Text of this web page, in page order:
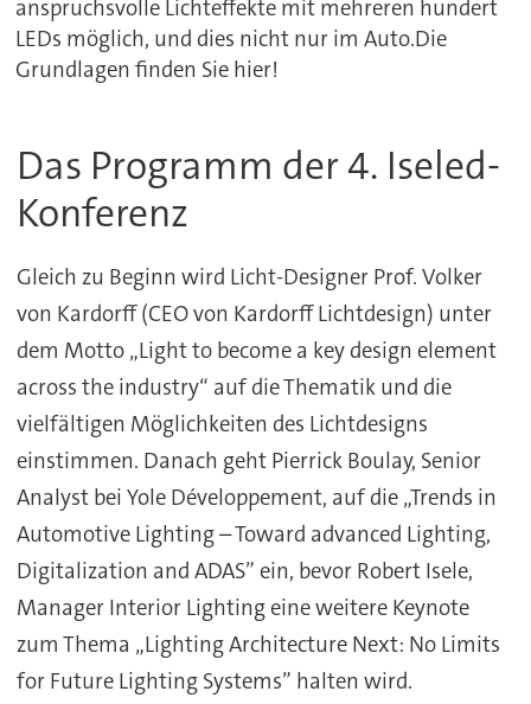
anspruchsvolle Lichteffekte mit mehreren hundert
LEDs möglich, und dies nicht nur im Auto.Die
Grundlagen finden Sie hier!
Das Programm der 4. Iseled-
Konferenz
Gleich zu Beginn wird Licht-Designer Prof. Volker
von Kardorff (CEO von Kardorff Lichtdesign) unter
dem Motto „Light to become a key design element
across the industry“ auf die Thematik und die
vielfältigen Möglichkeiten des Lichtdesigns
einstimmen. Danach geht Pierrick Boulay, Senior
Analyst bei Yole Développement, auf die „Trends in
Automotive Lighting – Toward advanced Lighting,
Digitalization and ADAS” ein, bevor Robert Isele,
Manager Interior Lighting eine weitere Keynote
zum Thema „Lighting Architecture Next: No Limits
for Future Lighting Systems” halten wird.